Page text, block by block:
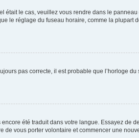
était le cas, veuillez vous rendre dans le
le réglage du fuseau horaire, comme la plupart
pas correcte, il est probable que l’horloge
été traduit dans votre langue. Essayez de
vous porter volontaire et commencer une